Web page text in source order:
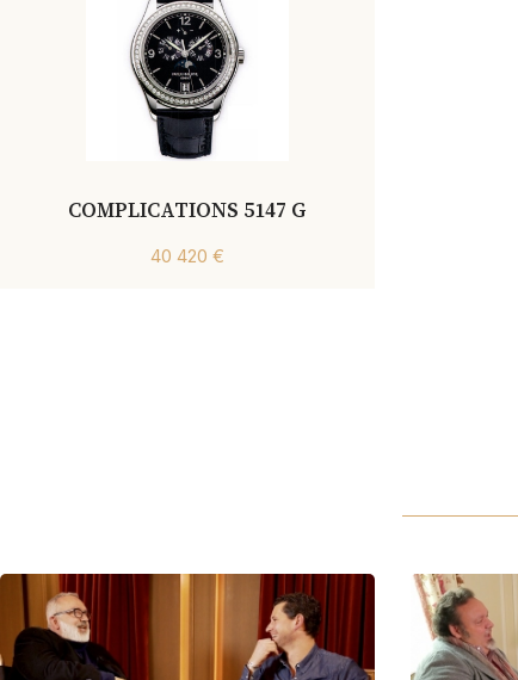
COMPLICATIONS 5147 G
40 420 €